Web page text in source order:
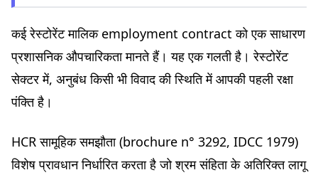
दैनिक HR documentation का प्रबंधन
रेस्टोरेंट में employment contract की समाप्ति
त्यागपत्र
बर्खास्तगी
आपका restaurant employment contract तैयार करने के लिए
उपकरण और संसाधन
कई रेस्टोरेंट मालिक employment contract को एक साधारण
प्रशासनिक औपचारिकता मानते हैं। यह एक गलती है। रेस्टोरेंट
सेक्टर में, अनुबंध किसी भी विवाद की स्थिति में आपकी पहली रक्षा
पंक्ति है।
HCR सामूहिक समझौता (brochure n° 3292, IDCC 1979)
विशेष प्रावधान निर्धारित करता है जो श्रम संहिता के अतिरिक्त लागू